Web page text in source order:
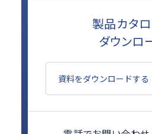
製品カタ
ダウンロ
資料をダウンロードする